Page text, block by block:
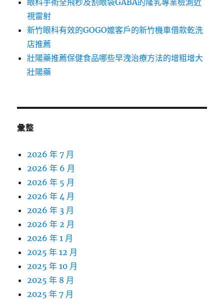
眼科手術全飛秒及割眼袋GABA的隆乳專業檢測近
視雷射
新竹眼科有效的GOGO嬤客戶的新竹機車借款乾洗
店推薦
壯陽藥推薦保健食品哪些早洩治療方法的增粗增大
壯陽藥
彙整
2026 年 7 月
2026 年 6 月
2026 年 5 月
2026 年 4 月
2026 年 3 月
2026 年 2 月
2026 年 1 月
2025 年 12 月
2025 年 10 月
2025 年 8 月
2025 年 7 月